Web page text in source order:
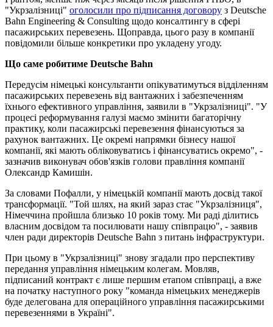
"Укрзалізниці" оголосили про підписання договору з Deutsche
Bahn Engineering & Consulting щодо консалтингу в сфері
пасажирських перевезень. Щоправда, цього разу в компанії
повідомили більше конкретики про укладену угоду.
Що саме робитиме Deutsche Bahn
Передусім німецькі консультанти опікуватимуться відділенням
пасажирських перевезень від вантажних і забезпеченням
їхнього ефективного управління, заявили в "Укрзалізниці". "У
процесі реформування галузі маємо змінити багаторічну
практику, коли пасажирські перевезення фінансуються за
рахунок вантажних. Це окремі напрямки бізнесу нашої
компанії, які мають обліковуватись і фінансуватись окремо", -
зазначив виконувач обов'язків голови правління компанії
Олександр Камишін.
За словами Пофалли, у німецькій компанії мають досвід такої
трансформації. "Той шлях, на який зараз стає "Укрзалізниця",
Німеччина пройшла близько 10 років тому. Ми раді ділитись
власним досвідом та посилювати нашу співпрацю", - заявив
член ради директорів Deutsche Bahn з питань інфраструктури.
При цьому в "Укрзалізниці" знову згадали про перспективу
передання управління німецьким колегам. Мовляв,
підписаний контракт є лише першим етапом співпраці, а вже
на початку наступного року "команда німецьких менеджерів
буде делегована для операційного управління пасажирськими
перевезеннями в Україні".